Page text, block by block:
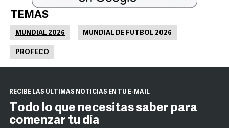
TEMAS
MUNDIAL 2026 MUNDIAL DE FUTBOL 2026
PROFECO
RECIBE LAS ÚLTIMAS NOTICIAS EN TU E-MAIL
Todo lo que necesitas saber para
comenzar tu día